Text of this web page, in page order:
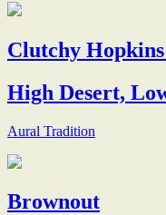
Clutchy
High Desert,
Aural Tradition
Brownout